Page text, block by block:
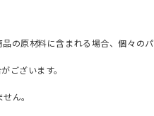
原材料に含まれる場合、個々の
ございます。
ん。